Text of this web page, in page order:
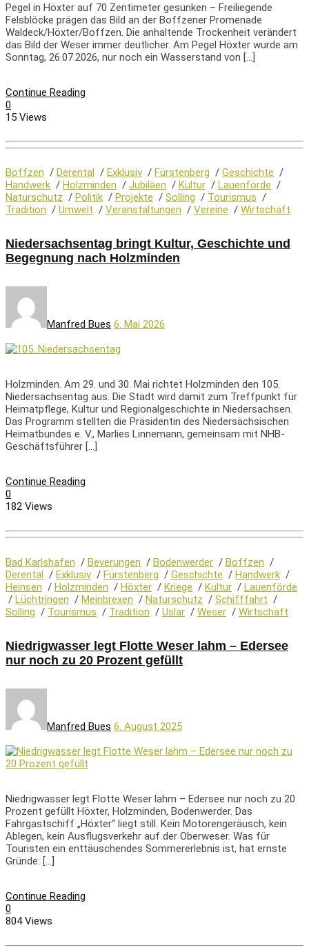
Pegel in Höxter auf 70 Zentimeter gesunken – Freiliegende
Felsblöcke prägen das Bild an der Boffzener Promenade
Waldeck/Höxter/Boffzen. Die anhaltende Trockenheit verändert
das Bild der Weser immer deutlicher. Am Pegel Höxter wurde am
Sonntag, 26.07.2026, nur noch ein Wasserstand von […]
Continue Reading
0
15 Views
Boffzen / Derental / Exklusiv / Fürstenberg / Geschichte /
Handwerk / Holzminden / Jubiläen / Kultur / Lauenförde /
Naturschutz / Politik / Projekte / Solling / Tourismus /
Tradition / Umwelt / Veranstaltungen / Vereine / Wirtschaft
Niedersachsentag bringt Kultur, Geschichte und
Begegnung nach Holzminden
Manfred Bues 6. Mai 2026
Holzminden. Am 29. und 30. Mai richtet Holzminden den 105.
Niedersachsentag aus. Die Stadt wird damit zum Treffpunkt für
Heimatpflege, Kultur und Regionalgeschichte in Niedersachsen.
Das Programm stellten die Präsidentin des Niedersächsischen
Heimatbundes e. V., Marlies Linnemann, gemeinsam mit NHB-
Geschäftsführer […]
Continue Reading
0
182 Views
Bad Karlshafen / Beverungen / Bodenwerder / Boffzen /
Derental / Exklusiv / Fürstenberg / Geschichte / Handwerk /
Heinsen / Holzminden / Höxter / Kriege / Kultur / Lauenförde
/ Lüchtringen / Meinbrexen / Naturschutz / Schifffahrt /
Solling / Tourismus / Tradition / Uslar / Weser / Wirtschaft
Niedrigwasser legt Flotte Weser lahm – Edersee
nur noch zu 20 Prozent gefüllt
Manfred Bues 6. August 2025
Niedrigwasser legt Flotte Weser lahm – Edersee nur noch zu 20
Prozent gefüllt Höxter, Holzminden, Bodenwerder. Das
Fahrgastschiff „Höxter“ liegt still. Kein Motorengeräusch, kein
Ablegen, kein Ausflugsverkehr auf der Oberweser. Was für
Touristen ein enttäuschendes Sommererlebnis ist, hat ernste
Gründe: […]
Continue Reading
0
804 Views